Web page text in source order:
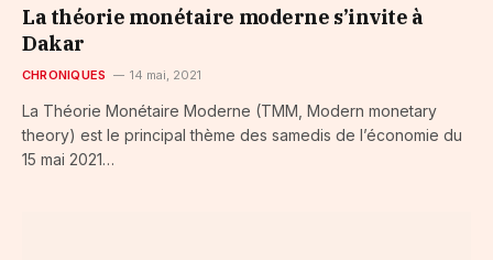
La théorie monétaire moderne s’invite à
Dakar
CHRONIQUES 14 mai, 2021
La Théorie Monétaire Moderne (TMM, Modern monetary
theory) est le principal thème des samedis de l’économie du
15 mai 2021…